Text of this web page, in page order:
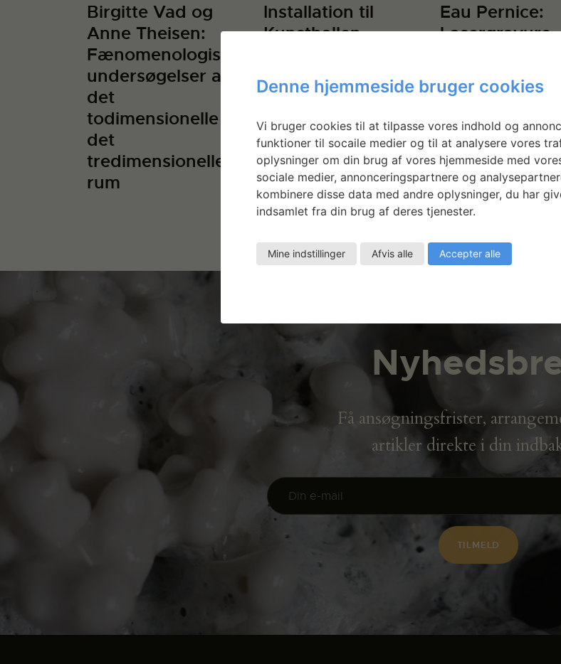
Birgitte Vad og
Anne Theisen:
Fænomenologiske
undersøgelser af
det
todimensionelle i
det
tredimensionelle
rum
Installation til
Kunsthallen
Eau Pernice:
Lasergravure
Få ansøgningsfrister,
artikler direkte i din
Denne hjemmeside bruger cookies
Vi bruger cookies til at tilpasse vores indhold og
funktioner til socaile medier og til at analysere vores
oplysninger om din brug af vores hjemmeside med
sociale medier, annonceringspartnere og
kombinere disse data med andre oplysninger, du har
indsamlet fra din brug af deres tjenester.
Mine indstillinger Afvis alle Accepter alle